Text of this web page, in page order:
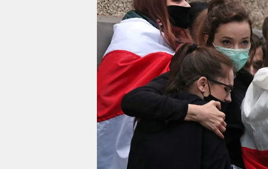
verlag
veranstaltungen
shop
fragen & hilfe
unterstützen
abo
genossenschaft